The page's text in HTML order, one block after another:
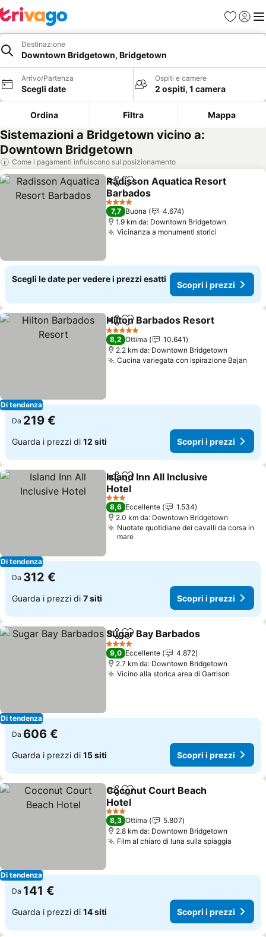
PreferitiAccedi
Destinazione
Downtown Bridgetown, Bridgetown
Arrivo/Partenza
Scegli date
Ospiti e camere
2 ospiti, 1 camera
Ordina Filtra Mappa
Sistemazioni a Bridgetown vicino a:
Downtown Bridgetown
Come i pagamenti influiscono sul posizionamento
CondividiAggiungi ai preferiti
Radisson Aquatica Resort
Barbados
Scopri i prezzi
4 Stelle
7,7 Buona
4.674
1.9 km da: Downtown Bridgetown
Vicinanza a monumenti storici
Scegli le date per vedere i prezzi esatti
Scopri i prezzi
Di tendenza
CondividiAggiungi ai preferiti
Hilton Barbados Resort
5 Stelle
8,2 Ottima
10.641
2.2 km da: Downtown Bridgetown
Cucina variegata con ispirazione Bajan
Da 219 €
Guarda i prezzi di 12 siti Scopri i prezzi
Di tendenza
CondividiAggiungi ai preferiti
Island Inn All Inclusive
Hotel
Scopri i prezzi
3 Stelle
8,6 Eccellente
1.534
2.0 km da: Downtown Bridgetown
Nuotate quotidiane dei cavalli da corsa in
mare
Da 312 €
Guarda i prezzi di 7 siti Scopri i prezzi
Di tendenza
CondividiAggiungi ai preferiti
Sugar Bay Barbados
4 Stelle
9,0 Eccellente
4.872
2.7 km da: Downtown Bridgetown
Vicino alla storica area di Garrison
Da 606 €
Guarda i prezzi di 15 siti Scopri i prezzi
Di tendenza
CondividiAggiungi ai preferiti
Coconut Court Beach
Hotel
Scopri i prezzi
3 Stelle
8,3 Ottima
5.807
2.8 km da: Downtown Bridgetown
Film al chiaro di luna sulla spiaggia
Da 141 €
Guarda i prezzi di 14 siti Scopri i prezzi